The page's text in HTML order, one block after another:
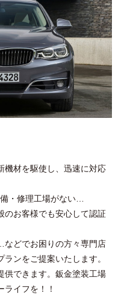
機材を駆使し、迅速に対応
・修理工場がない…
のお客様でも安心して認証
どでお困りの方々専門店
ンをご提案いたします。
供できます。鈑金塗装工場
ライフを！！